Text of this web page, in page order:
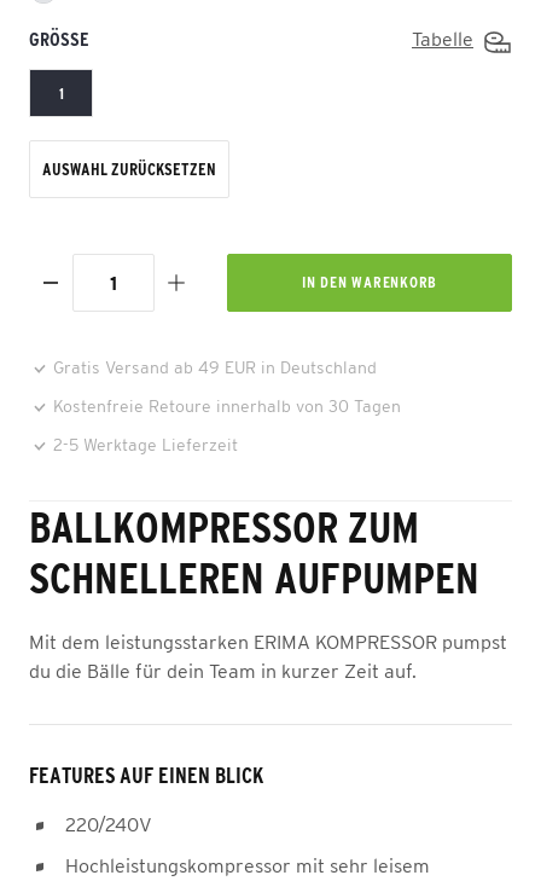
GRÖSSE Tabelle
1
AUSWAHL ZURÜCKSETZEN
IN DEN WARENKORB
Gratis Versand ab 49 EUR in Deutschland
Kostenfreie Retoure innerhalb von 30 Tagen
2-5 Werktage Lieferzeit
BALLKOMPRESSOR ZUM
SCHNELLEREN AUFPUMPEN
Mit dem leistungsstarken ERIMA KOMPRESSOR pumpst
du die Bälle für dein Team in kurzer Zeit auf.
FEATURES AUF EINEN BLICK
220/240V
Hochleistungskompressor mit sehr leisem